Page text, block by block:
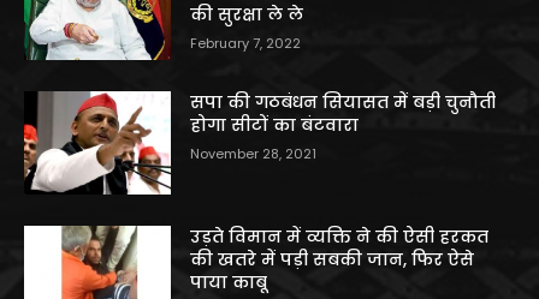
की सुरक्षा ले ले
February 7, 2022
सपा की गठबंधन सियासत में बड़ी चुनौती
होगा सीटों का बंटवारा
November 28, 2021
उड़ते विमान में व्यक्ति ने की ऐसी हरकत
की खतरे में पड़ी सबकी जान, फिर ऐसे
पाया काबू